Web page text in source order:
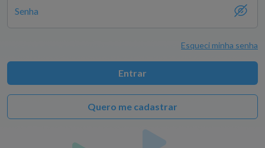
Senha
Esqueci minha senha
Entrar
Quero me cadastrar